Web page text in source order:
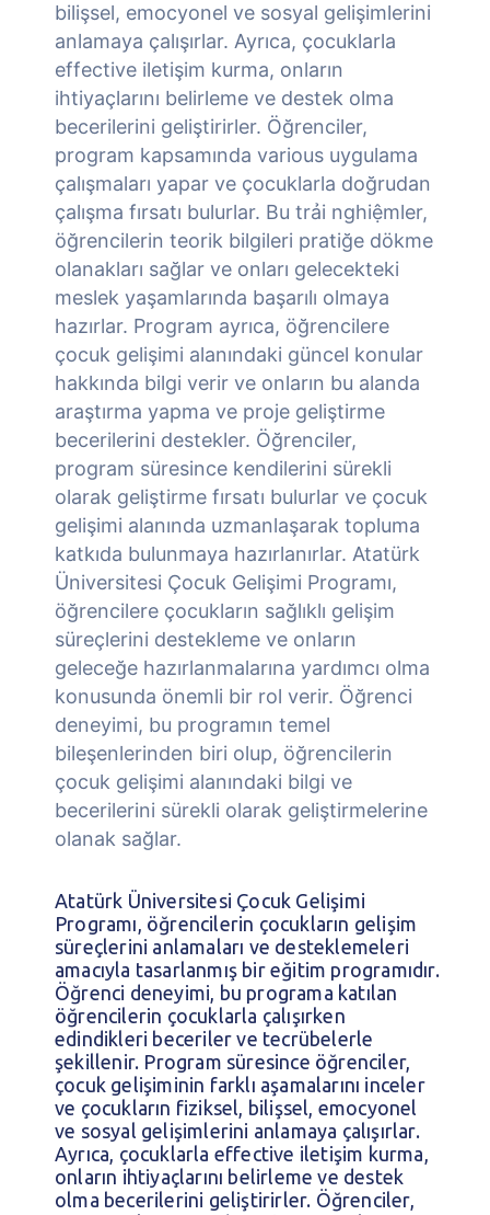
bilişsel, emocyonel ve sosyal gelişimlerini
anlamaya çalışırlar. Ayrıca, çocuklarla
effective iletişim kurma, onların
ihtiyaçlarını belirleme ve destek olma
becerilerini geliştirirler. Öğrenciler,
program kapsamında various uygulama
çalışmaları yapar ve çocuklarla doğrudan
çalışma fırsatı bulurlar. Bu trải nghiệmler,
öğrencilerin teorik bilgileri pratiğe dökme
olanakları sağlar ve onları gelecekteki
meslek yaşamlarında başarılı olmaya
hazırlar. Program ayrıca, öğrencilere
çocuk gelişimi alanındaki güncel konular
hakkında bilgi verir ve onların bu alanda
araştırma yapma ve proje geliştirme
becerilerini destekler. Öğrenciler,
program süresince kendilerini sürekli
olarak geliştirme fırsatı bulurlar ve çocuk
gelişimi alanında uzmanlaşarak topluma
katkıda bulunmaya hazırlanırlar. Atatürk
Üniversitesi Çocuk Gelişimi Programı,
öğrencilere çocukların sağlıklı gelişim
süreçlerini destekleme ve onların
geleceğe hazırlanmalarına yardımcı olma
konusunda önemli bir rol verir. Öğrenci
deneyimi, bu programın temel
bileşenlerinden biri olup, öğrencilerin
çocuk gelişimi alanındaki bilgi ve
becerilerini sürekli olarak geliştirmelerine
olanak sağlar.
Atatürk Üniversitesi Çocuk Gelişimi
Programı, öğrencilerin çocukların gelişim
süreçlerini anlamaları ve desteklemeleri
amacıyla tasarlanmış bir eğitim programıdır.
Öğrenci deneyimi, bu programa katılan
öğrencilerin çocuklarla çalışırken
edindikleri beceriler ve tecrübelerle
şekillenir. Program süresince öğrenciler,
çocuk gelişiminin farklı aşamalarını inceler
ve çocukların fiziksel, bilişsel, emocyonel
ve sosyal gelişimlerini anlamaya çalışırlar.
Ayrıca, çocuklarla effective iletişim kurma,
onların ihtiyaçlarını belirleme ve destek
olma becerilerini geliştirirler. Öğrenciler,